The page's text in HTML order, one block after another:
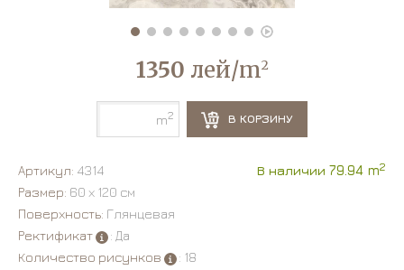
1350 лей/m2
m2 В КОРЗИНУ
Артикул: 4314 В наличии 79.94 m2
Размер: 60 х 120 см
Поверхность: Глянцевая
Ректификат
: Да
Количество рисунков
: 18